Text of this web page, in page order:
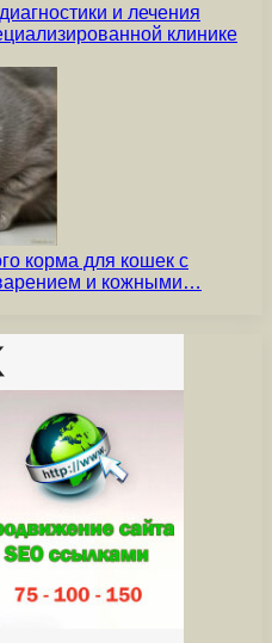
и лечения
клинике
корма для кошек с
и кожными…